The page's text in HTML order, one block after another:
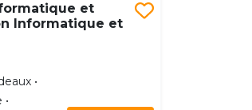
et
Informatique et
•